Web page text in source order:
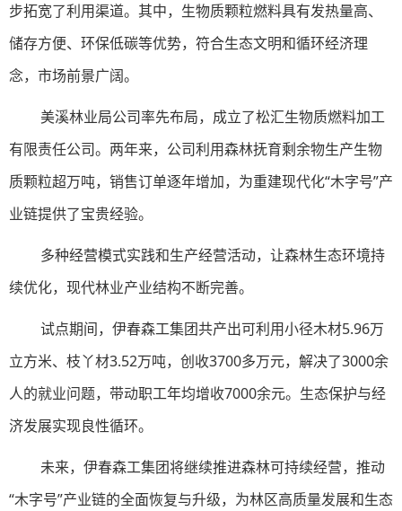
步拓宽了利用渠道。其中，生物质颗粒燃料具有发热量高、
储存方便、环保低碳等优势，符合生态文明和循环经济理
念，市场前景广阔。
美溪林业局公司率先布局，成立了松汇生物质燃料加工
有限责任公司。两年来，公司利用森林抚育剩余物生产生物
质颗粒超万吨，销售订单逐年增加，为重建现代化“木字号”产
业链提供了宝贵经验。
多种经营模式实践和生产经营活动，让森林生态环境持
续优化，现代林业产业结构不断完善。
试点期间，伊春森工集团共产出可利用小径木材5.96万
立方米、枝丫材3.52万吨，创收3700多万元，解决了3000余
人的就业问题，带动职工年均增收7000余元。生态保护与经
济发展实现良性循环。
未来，伊春森工集团将继续推进森林可持续经营，推动
“木字号”产业链的全面恢复与升级，为林区高质量发展和生态